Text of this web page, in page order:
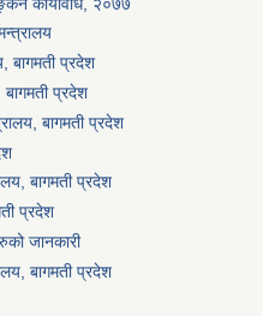
बागमती प्रदेश
बागमती प्रदेश
बागमती प्रदेश
बागमती प्रदेश
प्रदेश
जानकारी
बागमती प्रदेश